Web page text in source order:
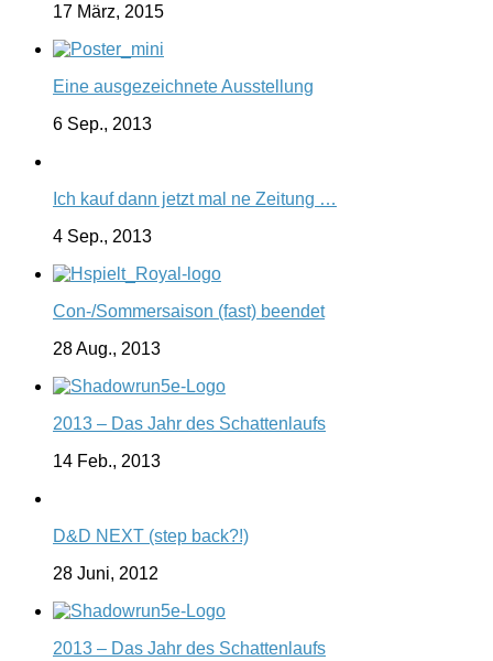
17 März, 2015
Eine ausgezeichnete Ausstellung
6 Sep., 2013
Ich kauf dann jetzt mal ne Zeitung …
4 Sep., 2013
Con-/Sommersaison (fast) beendet
28 Aug., 2013
2013 – Das Jahr des Schattenlaufs
14 Feb., 2013
D&D NEXT (step back?!)
28 Juni, 2012
2013 – Das Jahr des Schattenlaufs